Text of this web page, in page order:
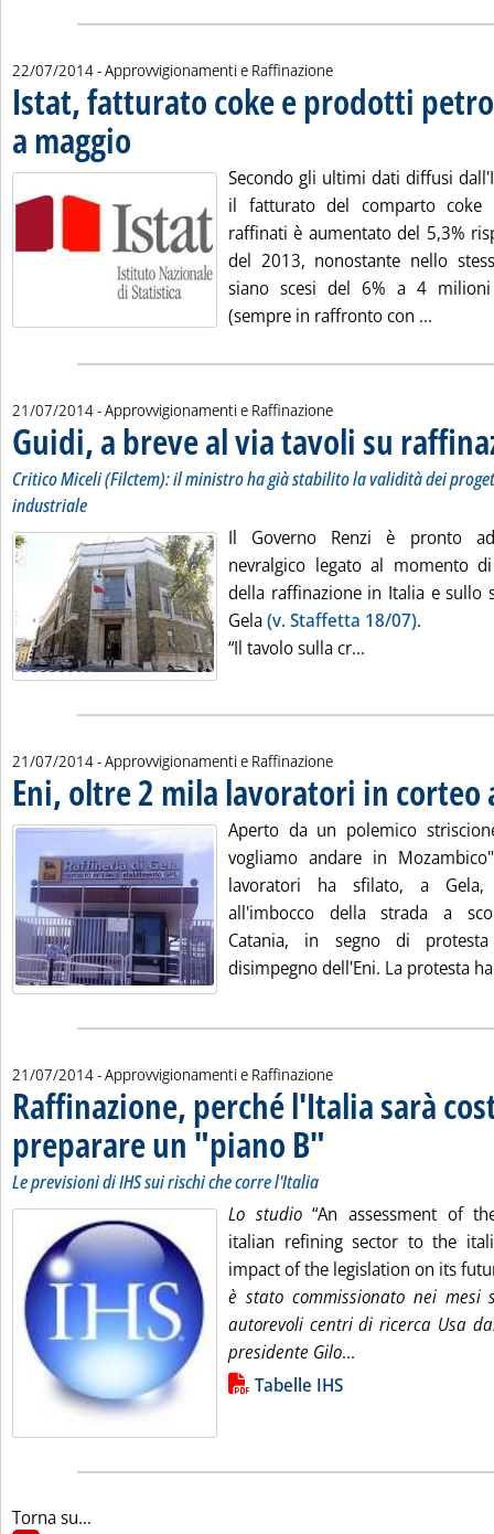
22/07/2014- Approvvigionamenti e Raffinazione
Istat, fatturato coke e prodotti
a maggio . Pubblicata martedì 22 luglio 2014 alle 11.31.
Secondo gli ultimi dati diffusi
il fatturato del comparto
raffinati è aumentato del 5,3%
del 2013, nonostante nello
siano scesi del 6% a 4
(sempre in raffronto con ...
21/07/2014- Approvvigionamenti e Raffinazione
Guidi, a breve al via tavoli su
Critico Miceli (Filctem): il ministro ha già stabilito la validità dei
industriale
Il Governo Renzi è pronto
nevralgico legato al momento
della raffinazione in Italia e sullo
Gela(v. Staffetta 18/07).
“Il tavolo sulla cr...
21/07/2014- Approvvigionamenti e Raffinazione
Eni, oltre 2 mila lavoratori in corteo
Aperto da un polemico
vogliamo andare in
lavoratori ha sfilato, a
all'imbocco della strada a
Catania, in segno di
disimpegno dell'Eni. La protesta
21/07/2014- Approvvigionamenti e Raffinazione
Raffinazione, perché l'Italia sarà
preparare un "piano B"
Le previsioni di IHS sui rischi che corre l'Italia
Lo studio“An assessment of
italian refining sector to the
impact of the legislation on its
è stato commissionato nei
autorevoli centri di ricerca Usa
presidente Gilo...
Lista allegati PDF alla notizia
Tabelle IHS
Torna su...